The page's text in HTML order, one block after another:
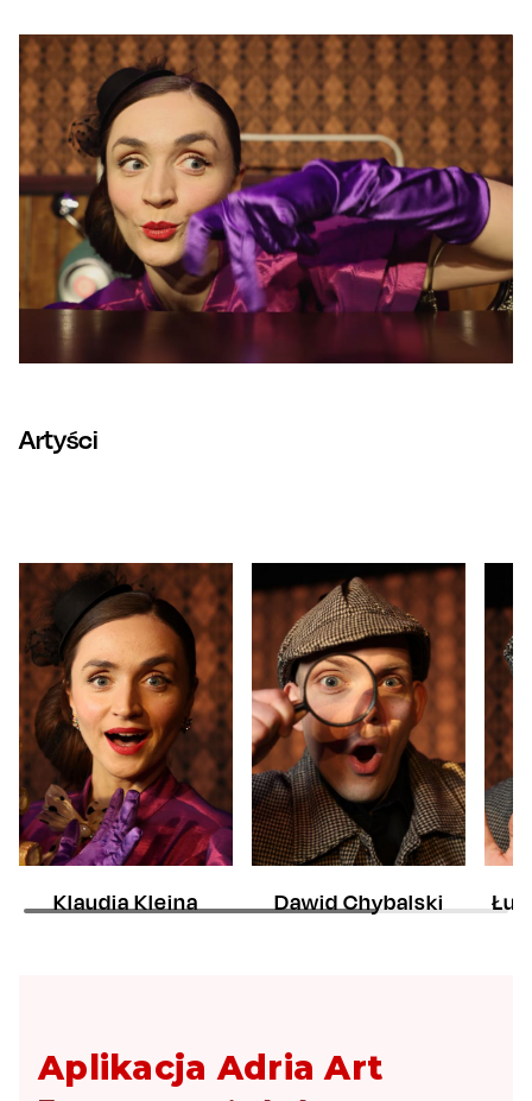
Artyści
Klaudia Kleina Dawid Chybalski
Aplikacja Adria Art